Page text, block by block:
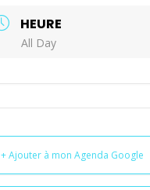
HEURE
All Day
+ Ajouter à mon Agenda Google